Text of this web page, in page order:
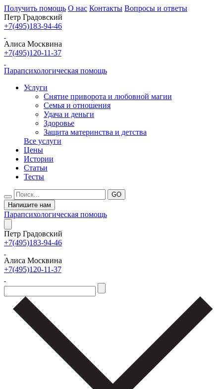
Получить помощь О нас Контакты Вопросы и ответы
Петр Градовский
+7(495)183-94-46
Алиса Москвина
+7(495)120-11-37
Парапсихологическая помощь
Услуги
Снятие приворота и любовной магии
Семья и отношения
Удача и деньги
Здоровье
Защита материнства и детства
Все услуги
Цены
Истории
Статьи
Тесты
Напишите нам
Парапсихологическая помощь
Петр Градовский
+7(495)183-94-46
Алиса Москвина
+7(495)120-11-37